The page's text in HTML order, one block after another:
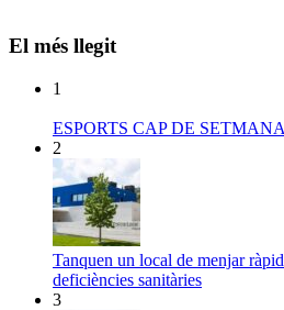
El més llegit
1
ESPORTS CAP DE SETMANA
2
Tanquen un local de menjar
deficiències sanitàries
3